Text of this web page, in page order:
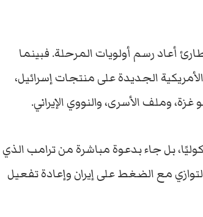
أعاد رسم أولويات المرحلة. فبينما
الجديدة على منتجات إسرائيل،
وملف الأسرى، والنووي الإيراني.
بل جاء بدعوة مباشرة من ترامب الذي
مع الضغط على إيران وإعادة تفعيل